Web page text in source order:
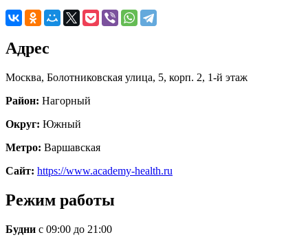
Адрес
Москва, Болотниковская улица, 5, корп. 2, 1-й этаж
Район: Нагорный
Округ: Южный
Метро: Варшавская
Сайт: https://www.academy-health.ru
Режим работы
Будни c 09:00 до 21:00